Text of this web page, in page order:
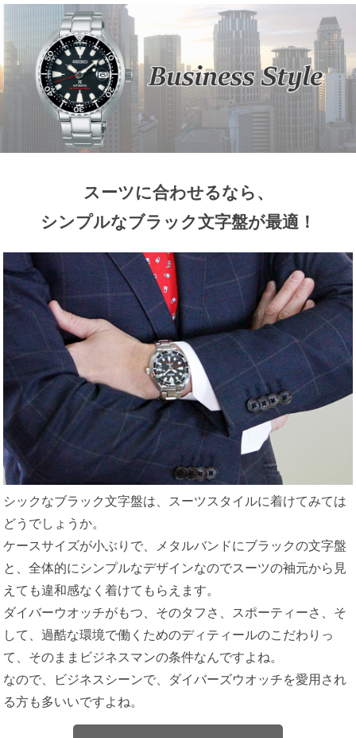
スーツに合わせるなら、
シンプルなブラック文字盤が最適！
シックなブラック文字盤は、スーツスタイルに着けてみては
どうでしょうか。
ケースサイズが小ぶりで、メタルバンドにブラックの文字盤
と、全体的にシンプルなデザインなのでスーツの袖元から見
えても違和感なく着けてもらえます。
ダイバーウオッチがもつ、そのタフさ、スポーティーさ、そ
して、過酷な環境で働くためのディティールのこだわりっ
て、そのままビジネスマンの条件なんですよね。
なので、ビジネスシーンで、ダイバーズウオッチを愛用され
る方も多いいですよね。